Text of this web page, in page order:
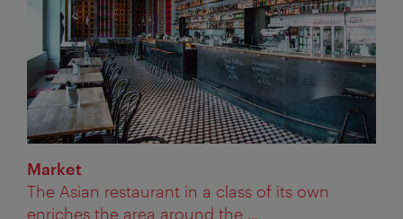
Market
The Asian restaurant in a class of its own
enriches the area around the ...